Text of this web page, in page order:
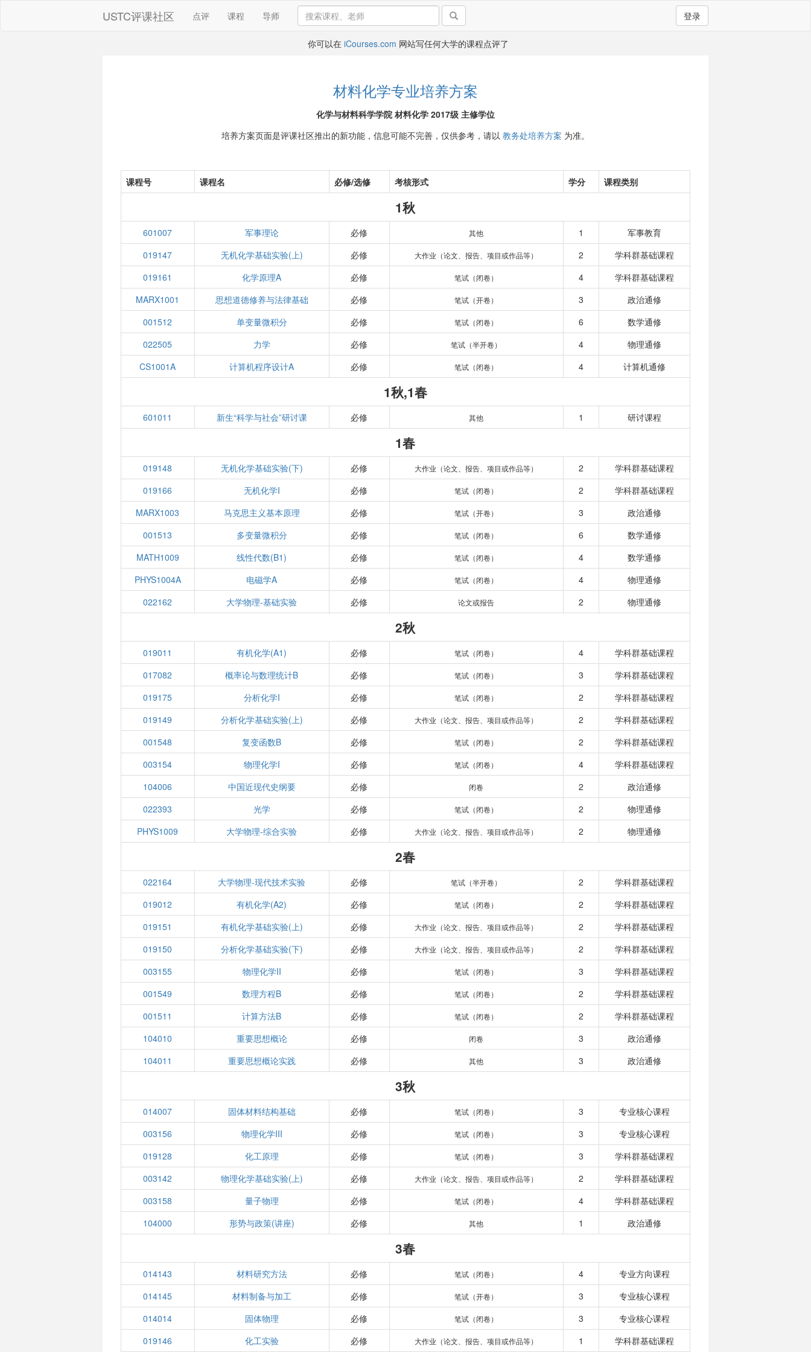
USTC评课社区 点评 课程 导师 登录
你可以在 iCourses.com 网站写任何大学的课程点评了
材料化学专业培养方案
化学与材料科学学院 材料化学 2017级 主修学位
培养方案页面是评课社区推出的新功能，信息可能不完善，仅供参考，请以 教务处培养方案 为准。
课程号 课程名 必修/选修 考核形式 学分 课程类别
1秋
601007 军事理论 必修 其他 1
军事教育
019147
无机化学基础实验(上) 必修 大作业（论文、报告、项目或作品等） 2
学科群基础课程
019161
化学原理A 必修 笔试（闭卷） 4
学科群基础课程
MARX1001
思想道德修养与法律基础 必修 笔试（开卷） 3
政治通修
001512
单变量微积分 必修 笔试（闭卷） 6
数学通修
022505
力学 必修 笔试（半开卷） 4
物理通修
CS1001A
计算机程序设计A 必修 笔试（闭卷） 4 计算机通修
1秋,1春
601011 新生“科学与社会”研讨课 必修 其他 1 研讨课程
1春
019148 无机化学基础实验(下) 必修 大作业（论文、报告、项目或作品等） 2
学科群基础课程
019166
无机化学I 必修 笔试（闭卷） 2
学科群基础课程
MARX1003
马克思主义基本原理 必修 笔试（开卷） 3
政治通修
001513
多变量微积分 必修 笔试（闭卷） 6
数学通修
MATH1009
线性代数(B1) 必修 笔试（闭卷） 4
数学通修
PHYS1004A
电磁学A 必修 笔试（闭卷） 4
物理通修
022162
大学物理-基础实验 必修 论文或报告 2 物理通修
2秋
019011 有机化学(A1) 必修 笔试（闭卷） 4
学科群基础课程
017082
概率论与数理统计B 必修 笔试（闭卷） 3
学科群基础课程
019175
分析化学I 必修 笔试（闭卷） 2
学科群基础课程
019149
分析化学基础实验(上) 必修 大作业（论文、报告、项目或作品等） 2
学科群基础课程
001548
复变函数B 必修 笔试（闭卷） 2
学科群基础课程
003154
物理化学I 必修 笔试（闭卷） 4
学科群基础课程
104006
中国近现代史纲要 必修 闭卷 2
政治通修
022393
光学 必修 笔试（闭卷） 2
物理通修
PHYS1009
大学物理-综合实验 必修 大作业（论文、报告、项目或作品等） 2 物理通修
2春
022164 大学物理-现代技术实验 必修 笔试（半开卷） 2
学科群基础课程
019012
有机化学(A2) 必修 笔试（闭卷） 2
学科群基础课程
019151
有机化学基础实验(上) 必修 大作业（论文、报告、项目或作品等） 2
学科群基础课程
019150
分析化学基础实验(下) 必修 大作业（论文、报告、项目或作品等） 2
学科群基础课程
003155
物理化学II 必修 笔试（闭卷） 3
学科群基础课程
001549
数理方程B 必修 笔试（闭卷） 2
学科群基础课程
001511
计算方法B 必修 笔试（闭卷） 2
学科群基础课程
104010
重要思想概论 必修 闭卷 3
政治通修
104011
重要思想概论实践 必修 其他 3 政治通修
3秋
014007 固体材料结构基础 必修 笔试（闭卷） 3
专业核心课程
003156
物理化学III 必修 笔试（闭卷） 3
专业核心课程
019128
化工原理 必修 笔试（闭卷） 3
学科群基础课程
003142
物理化学基础实验(上) 必修 大作业（论文、报告、项目或作品等） 2
学科群基础课程
003158
量子物理 必修 笔试（闭卷） 4
学科群基础课程
104000
形势与政策(讲座) 必修 其他 1 政治通修
3春
014143 材料研究方法 必修 笔试（闭卷） 4
专业方向课程
014145
材料制备与加工 必修 笔试（开卷） 3
专业核心课程
014014
固体物理 必修 笔试（闭卷） 3
专业核心课程
019146
化工实验 必修 大作业（论文、报告、项目或作品等） 1 学科群基础课程